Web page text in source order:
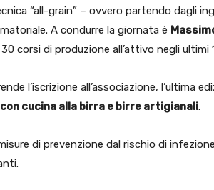
“all-grain” – ovvero partendo dagli
A condurre la giornata è
corsi di produzione all’attivo negli ultimi
l’iscrizione all’associazione, l’ultima
cucina alla birra e birre artigianali.
di prevenzione dal rischio di